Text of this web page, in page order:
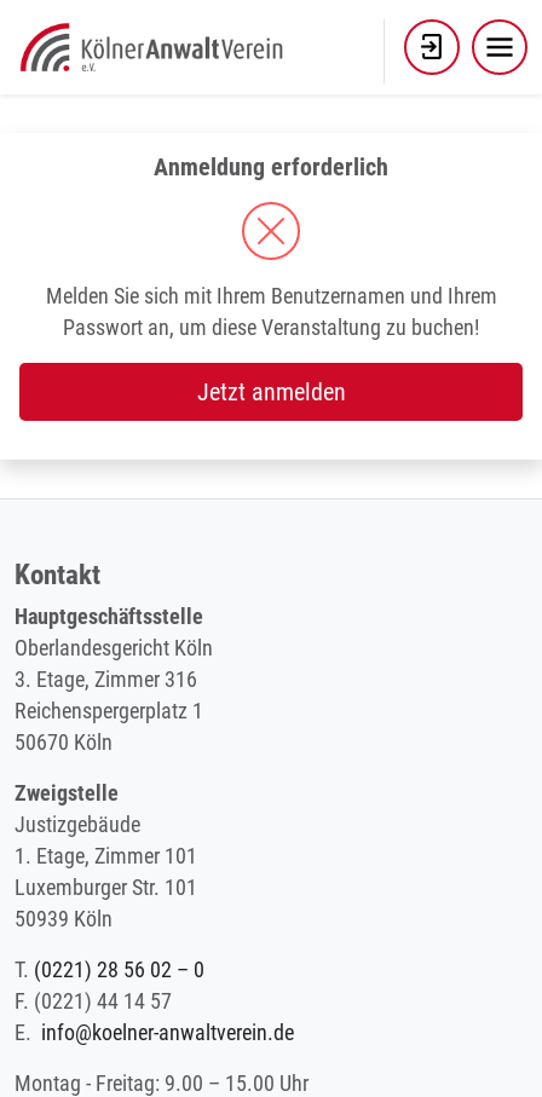
content
Anmeldung erforderlich
Melden Sie sich mit Ihrem Benutzernamen und Ihrem
Passwort an, um diese Veranstaltung zu buchen!
Jetzt anmelden
Kontakt
Hauptgeschäftsstelle
Oberlandesgericht Köln
3. Etage, Zimmer 316
Reichenspergerplatz 1
50670 Köln
Zweigstelle
Justizgebäude
1. Etage, Zimmer 101
Luxemburger Str. 101
50939 Köln
T. (0221) 28 56 02 – 0
F. (0221) 44 14 57
E. info@koelner-anwaltverein.de
Montag - Freitag: 9.00 – 15.00 Uhr